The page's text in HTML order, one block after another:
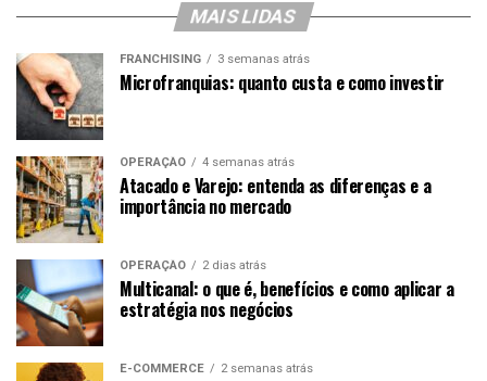
MAIS LIDAS
FRANCHISING 3 semanas atrás
Microfranquias: quanto custa e como investir
OPERAÇÃO 4 semanas atrás
Atacado e Varejo: entenda as diferenças e a
importância no mercado
OPERAÇÃO 2 dias atrás
Multicanal: o que é, benefícios e como aplicar a
estratégia nos negócios
E-COMMERCE 2 semanas atrás